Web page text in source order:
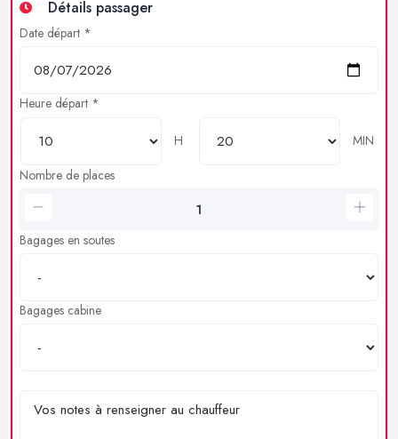
Détails passager
Date départ *
Heure départ *
H
MIN
Nombre de places
Bagages en soutes
Bagages cabine